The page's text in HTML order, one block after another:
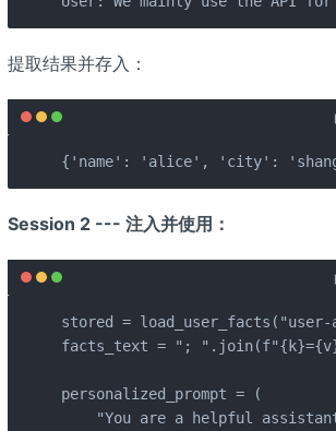
提取结果并存入：
{'name': 'alice', 'city':
Session 2 --- 注入并使用：
stored =
facts_text = ";
personalized_prompt = (
"You are a helpful